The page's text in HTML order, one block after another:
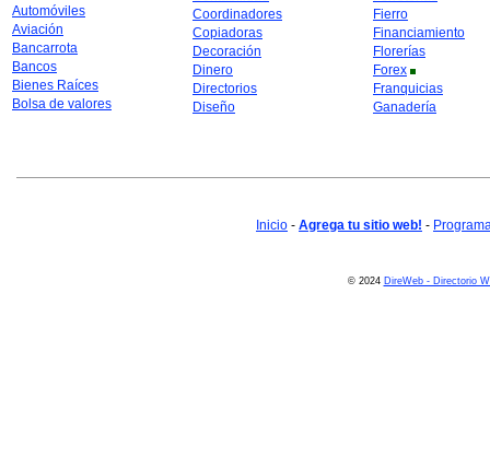
Automóviles
Aviación
Bancarrota
Bancos
Bienes Raíces
Bolsa de valores
Coordinadores
Copiadoras
Decoración
Dinero
Directorios
Diseño
Fierro
Financiamiento
Florerías
Forex
Franquicias
Ganadería
Inicio - Agrega tu sitio web! -
© 2024 DireWeb - Directorio